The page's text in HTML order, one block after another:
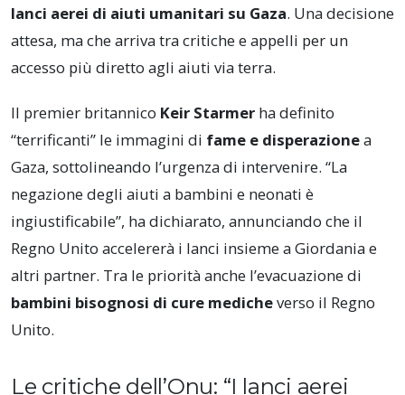
lanci aerei di aiuti umanitari su Gaza. Una decisione
attesa, ma che arriva tra critiche e appelli per un
accesso più diretto agli aiuti via terra.
Il premier britannico Keir Starmer ha definito
“terrificanti” le immagini di fame e disperazionea
Gaza, sottolineando l’urgenza di intervenire. “La
negazione degli aiuti a bambini e neonati è
ingiustificabile”, ha dichiarato, annunciando che il
Regno Unito accelererà i lanci insieme a Giordania e
altri partner. Tra le priorità anche l’evacuazione di
bambini bisognosi di cure medicheverso il Regno
Unito.
Le critiche dell’Onu: “I lanci aerei